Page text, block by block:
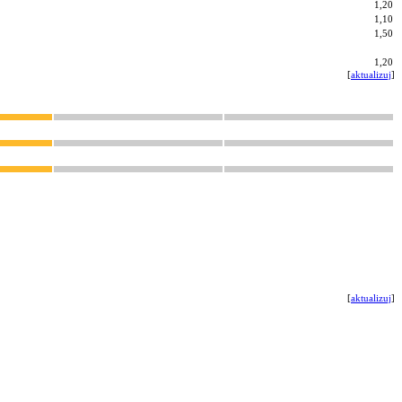
1,20
1,10
1,50
1,20
[aktualizuj]
[aktualizuj]